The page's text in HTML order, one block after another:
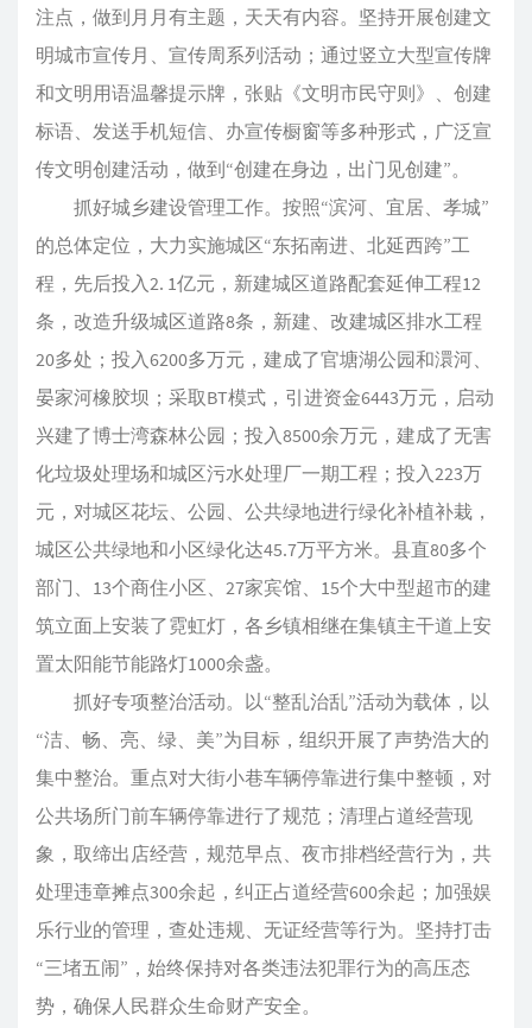
注点，做到月月有主题，天天有内容。坚持开展创建文
明城市宣传月、宣传周系列活动；通过竖立大型宣传牌
和文明用语温馨提示牌，张贴《文明市民守则》、创建
标语、发送手机短信、办宣传橱窗等多种形式，广泛宣
传文明创建活动，做到“创建在身边，出门见创建”。
抓好城乡建设管理工作。按照“滨河、宜居、孝城”
的总体定位，大力实施城区“东拓南进、北延西跨”工
程，先后投入2. 1亿元，新建城区道路配套延伸工程12
条，改造升级城区道路8条，新建、改建城区排水工程
20多处；投入6200多万元，建成了官塘湖公园和澴河、
晏家河橡胶坝；采取BT模式，引进资金6443万元，启动
兴建了博士湾森林公园；投入8500余万元，建成了无害
化垃圾处理场和城区污水处理厂一期工程；投入223万
元，对城区花坛、公园、公共绿地进行绿化补植补栽，
城区公共绿地和小区绿化达45.7万平方米。县直80多个
部门、13个商住小区、27家宾馆、15个大中型超市的建
筑立面上安装了霓虹灯，各乡镇相继在集镇主干道上安
置太阳能节能路灯1000余盏。
抓好专项整治活动。以“整乱治乱”活动为载体，以
“洁、畅、亮、绿、美”为目标，组织开展了声势浩大的
集中整治。重点对大街小巷车辆停靠进行集中整顿，对
公共场所门前车辆停靠进行了规范；清理占道经营现
象，取缔出店经营，规范早点、夜市排档经营行为，共
处理违章摊点300余起，纠正占道经营600余起；加强娱
乐行业的管理，查处违规、无证经营等行为。坚持打击
“三堵五闹”，始终保持对各类违法犯罪行为的高压态
势，确保人民群众生命财产安全。